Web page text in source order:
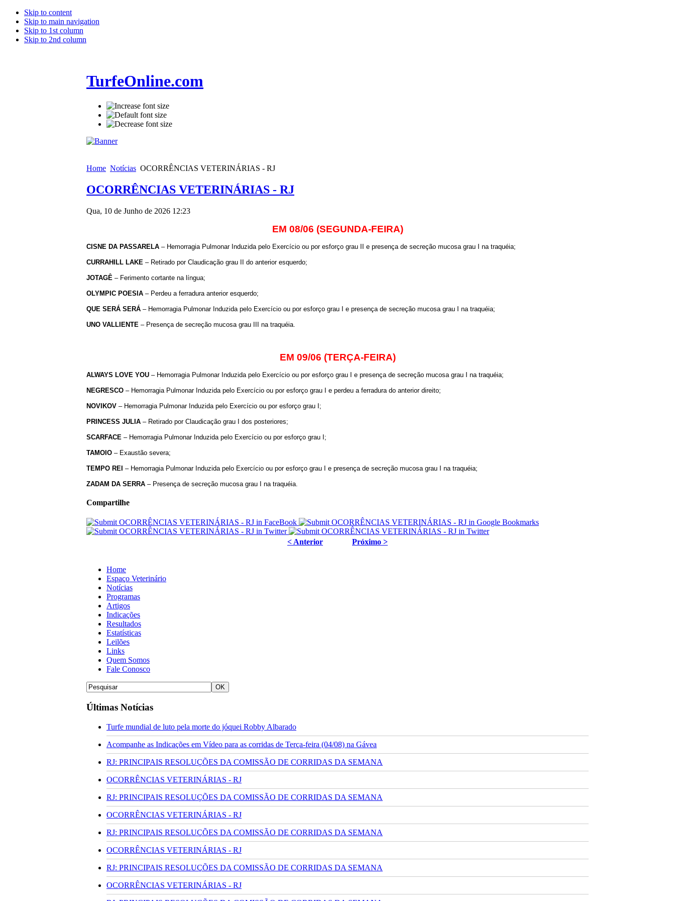
Skip to content
Skip to main navigation
Skip to 1st column
Skip to 2nd column
TurfeOnline.com
Home Notícias OCORRÊNCIAS VETERINÁRIAS - RJ
OCORRÊNCIAS VETERINÁRIAS - RJ
Qua, 10 de Junho de 2026 12:23
EM 08/06 (SEGUNDA-FEIRA)
CISNE DA PASSARELA – Hemorragia Pulmonar Induzida pelo Exercício ou por esforço grau II e presença de secreção mucosa grau I na traquéia;
CURRAHILL LAKE – Retirado por Claudicação grau II do anterior esquerdo;
JOTAGÊ – Ferimento cortante na língua;
OLYMPIC POESIA – Perdeu a ferradura anterior esquerdo;
QUE SERÁ SERÁ – Hemorragia Pulmonar Induzida pelo Exercício ou por esforço grau I e presença de secreção mucosa grau I na traquéia;
UNO VALLIENTE – Presença de secreção mucosa grau III na traquéia.
EM 09/06 (TERÇA-FEIRA)
ALWAYS LOVE YOU – Hemorragia Pulmonar Induzida pelo Exercício ou por esforço grau I e presença de secreção mucosa grau I na traquéia;
NEGRESCO – Hemorragia Pulmonar Induzida pelo Exercício ou por esforço grau I e perdeu a ferradura do anterior direito;
NOVIKOV – Hemorragia Pulmonar Induzida pelo Exercício ou por esforço grau I;
PRINCESS JULIA – Retirado por Claudicação grau I dos posteriores;
SCARFACE – Hemorragia Pulmonar Induzida pelo Exercício ou por esforço grau I;
TAMOIO – Exaustão severa;
TEMPO REI – Hemorragia Pulmonar Induzida pelo Exercício ou por esforço grau I e presença de secreção mucosa grau I na traquéia;
ZADAM DA SERRA – Presença de secreção mucosa grau I na traquéia.
Compartilhe
< Anterior Próximo >
Home
Espaço Veterinário
Notícias
Programas
Artigos
Indicações
Resultados
Estatísticas
Leilões
Links
Quem Somos
Fale Conosco
Últimas Notícias
Turfe mundial de luto pela morte do jóquei Robby Albarado
Acompanhe as Indicações em Vídeo para as corridas de Terça-feira (04/08) na Gávea
RJ: PRINCIPAIS RESOLUÇÕES DA COMISSÃO DE CORRIDAS DA SEMANA
OCORRÊNCIAS VETERINÁRIAS - RJ
RJ: PRINCIPAIS RESOLUÇÕES DA COMISSÃO DE CORRIDAS DA SEMANA
OCORRÊNCIAS VETERINÁRIAS - RJ
RJ: PRINCIPAIS RESOLUÇÕES DA COMISSÃO DE CORRIDAS DA SEMANA
OCORRÊNCIAS VETERINÁRIAS - RJ
RJ: PRINCIPAIS RESOLUÇÕES DA COMISSÃO DE CORRIDAS DA SEMANA
OCORRÊNCIAS VETERINÁRIAS - RJ